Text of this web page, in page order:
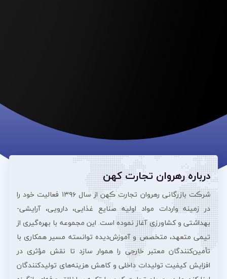
درباره رهروان تجارت کهن
شرڪت بازرگانی رهروان تجارت ڪهن از سال ۱۳۹۶ فعالیت خود را
در زمینه واردات مواد اولیه صنایع غذایی، دارویی، آرایشی‌-
بهداشتی و کشاورزی آغاز نموده است. این مجموعه با بهره‌گیری از
تیمی متعهد، متخصص و آموزش‌دیده توانسته مسیر همکاری با
تأمین‌کنندگان معتبر خارجی را هموار سازد تا نقش مؤثری در
افزایش کیفیت تولیدات داخلی و کاهش هزینه‌های تولیدکنندگان